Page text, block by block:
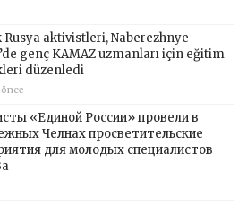
Rusya aktivistleri, Naberezhnye
genç KAMAZ uzmanları için eğitim
düzenledi
önce
«Единой России» провели в
Челнах просветительские
для молодых специалистов